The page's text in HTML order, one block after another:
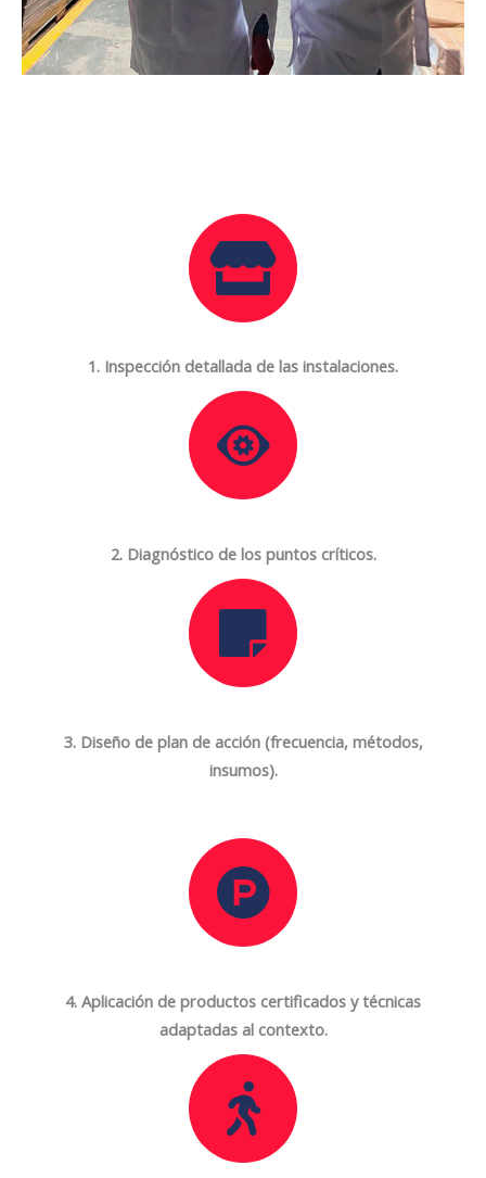
1. Inspección detallada de las instalaciones.
2. Diagnóstico de los puntos críticos.
3. Diseño de plan de acción (frecuencia, métodos,
insumos).
4. Aplicación de productos certificados y técnicas
adaptadas al contexto.